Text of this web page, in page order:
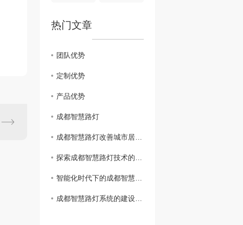
热门文章
团队优势
定制优势
产品优势
成都智慧路灯
成都智慧路灯改善城市居民生活质量
探索成都智慧路灯技术的创新之路
智能化时代下的成都智慧路灯应用
成都智慧路灯系统的建设与发展